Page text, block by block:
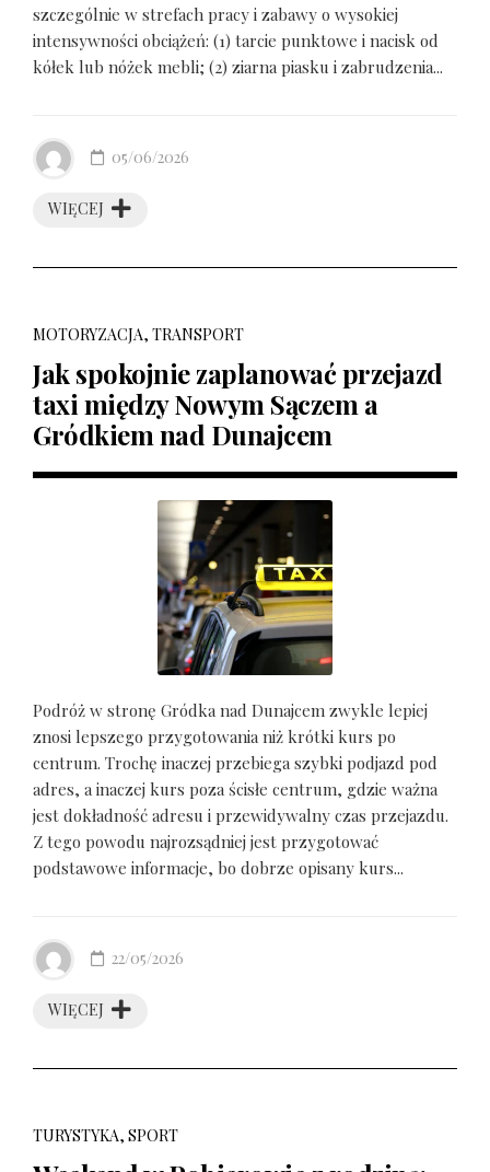
szczególnie w strefach pracy i zabawy o wysokiej
intensywności obciążeń: (1) tarcie punktowe i nacisk od
kółek lub nóżek mebli; (2) ziarna piasku i zabrudzenia...
WIĘCEJ
05/06/2026
MOTORYZACJA, TRANSPORT
Jak spokojnie zaplanować przejazd
taxi między Nowym Sączem a
Gródkiem nad Dunajcem
Podróż w stronę Gródka nad Dunajcem zwykle lepiej
znosi lepszego przygotowania niż krótki kurs po
centrum. Trochę inaczej przebiega szybki podjazd pod
adres, a inaczej kurs poza ścisłe centrum, gdzie ważna
jest dokładność adresu i przewidywalny czas przejazdu.
Z tego powodu najrozsądniej jest przygotować
podstawowe informacje, bo dobrze opisany kurs...
WIĘCEJ
22/05/2026
TURYSTYKA, SPORT